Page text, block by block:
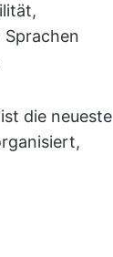
die neueste